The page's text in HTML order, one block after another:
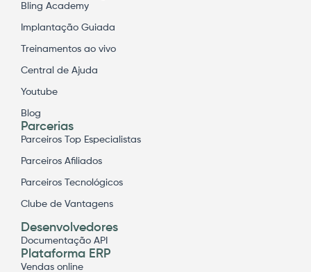
Bling Academy
Implantação Guiada
Treinamentos ao vivo
Central de Ajuda
Youtube
Blog
Parcerias
Parceiros Top Especialistas
Parceiros Afiliados
Parceiros Tecnológicos
Clube de Vantagens
Desenvolvedores
Documentação API
Plataforma ERP
Vendas online